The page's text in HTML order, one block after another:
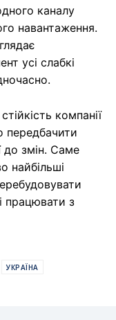
каналу
навантаження.
усі слабкі
компанії
передбачити
до змін. Саме
найбільші
працювати з
УКРАЇНА